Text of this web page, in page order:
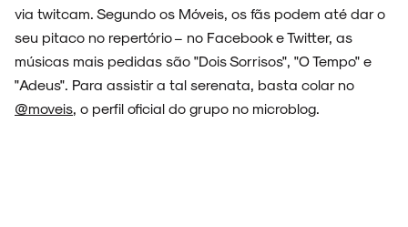
NOIZE RECORD CLUB
via twitcam. Segundo os Móveis, os fãs podem até dar o
seu pitaco no repertório – no Facebook e Twitter, as
músicas mais pedidas são "Dois Sorrisos", "O Tempo" e
"Adeus". Para assistir a tal serenata, basta colar no
@moveis, o perfil oficial do grupo no microblog.